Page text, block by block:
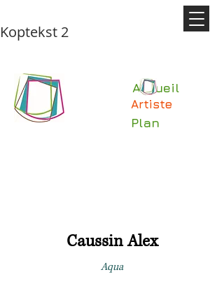
Koptekst 2
Accueil
Artiste
Plan
Caussin Alex
Aqua